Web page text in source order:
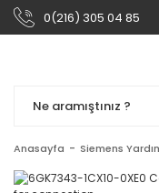
0(216) 305 04 85
Anasayfa Siemens